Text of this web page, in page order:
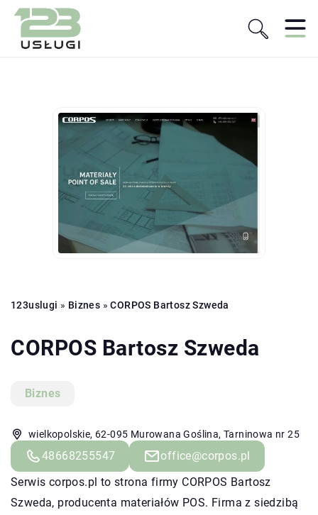
123uslugi » Biznes »CORPOS Bartosz Szweda
CORPOS Bartosz Szweda
Biznes
wielkopolskie, 62-095 Murowana Goślina, Tarninowa nr 25
48668255547
office@corpos.pl
Serwis corpos.pl to strona firmy CORPOS Bartosz
Szweda, producenta materiałów POS. Firma z siedzibą